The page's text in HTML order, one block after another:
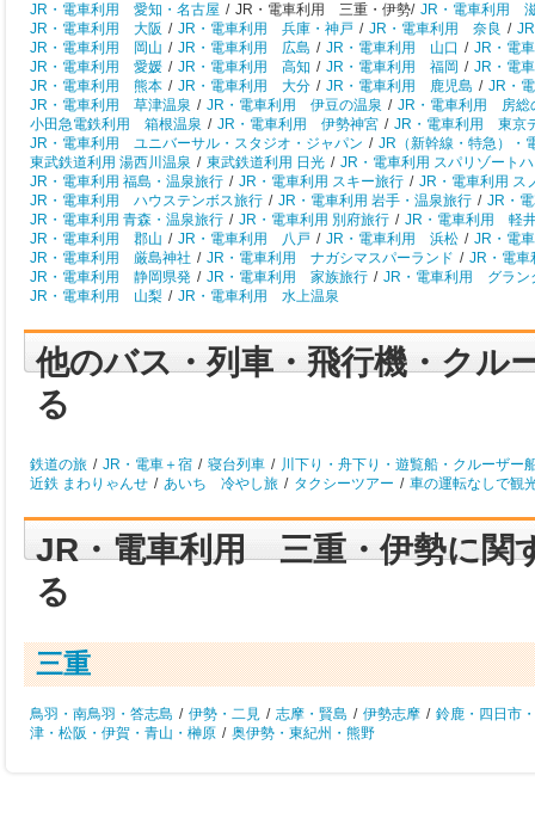
JR・電車利用 愛知・名古屋 / JR・電車利用 三重・伊勢/ JR・電車利用
JR・電車利用 大阪 / JR・電車利用 兵庫・神戸 / JR・電車利用 奈良 /
JR・電車利用 岡山 / JR・電車利用 広島 / JR・電車利用 山口 / JR・電
JR・電車利用 愛媛 / JR・電車利用 高知 / JR・電車利用 福岡 / JR・電
JR・電車利用 熊本 / JR・電車利用 大分 / JR・電車利用 鹿児島 / JR・
JR・電車利用 草津温泉 / JR・電車利用 伊豆の温泉 / JR・電車利用 房総
小田急電鉄利用 箱根温泉 / JR・電車利用 伊勢神宮 / JR・電車利用 東京
JR・電車利用 ユニバーサル・スタジオ・ジャパン / JR（新幹線・特急）・
東武鉄道利用 湯西川温泉 / 東武鉄道利用 日光 / JR・電車利用 スパリゾート
JR・電車利用 福島・温泉旅行 / JR・電車利用 スキー旅行 / JR・電車利用 ス
JR・電車利用 ハウステンボス旅行 / JR・電車利用 岩手・温泉旅行 / JR・
JR・電車利用 青森・温泉旅行 / JR・電車利用 別府旅行 / JR・電車利用 軽
JR・電車利用 郡山 / JR・電車利用 八戸 / JR・電車利用 浜松 / JR・電
JR・電車利用 厳島神社 / JR・電車利用 ナガシマスパーランド / JR・電
JR・電車利用 静岡県発 / JR・電車利用 家族旅行 / JR・電車利用 グラン
JR・電車利用 山梨 / JR・電車利用 水上温泉
他のバス・列車・飛行機・クル
る
鉄道の旅 / JR・電車＋宿 / 寝台列車 / 川下り・舟下り・遊覧船・クルーザー
近鉄 まわりゃんせ / あいち 冷やし旅 / タクシーツアー / 車の運転なしで観
JR・電車利用 三重・伊勢に関
る
三重
鳥羽・南鳥羽・答志島 / 伊勢・二見 / 志摩・賢島 / 伊勢志摩 / 鈴鹿・四日市
津・松阪・伊賀・青山・榊原 / 奥伊勢・東紀州・熊野